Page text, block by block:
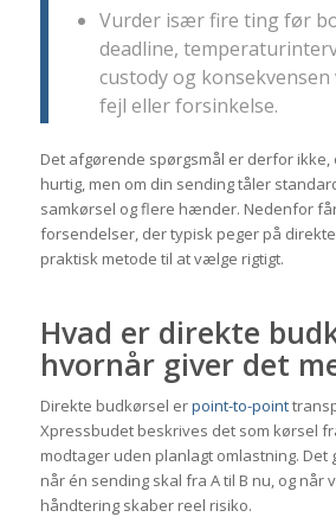
Vurder især fire ting før
deadline,
custody og konsekvensen
fejl eller forsinkelse.
Det afgørende spørgsmål er derfor ikke,
hurtig, men om din sending tåler
samkørsel og flere hænder. Nedenfor
forsendelser, der typisk peger på
praktisk metode til at vælge rigtigt.
Hvad er direkte
hvornår giver det
Direkte budkørsel erpoint-to-point
Xpressbudet beskrives det som kørsel
modtager uden planlagt omlastning. Det
når én sending skal fra A til B nu, og når
håndtering skaber reel risiko.